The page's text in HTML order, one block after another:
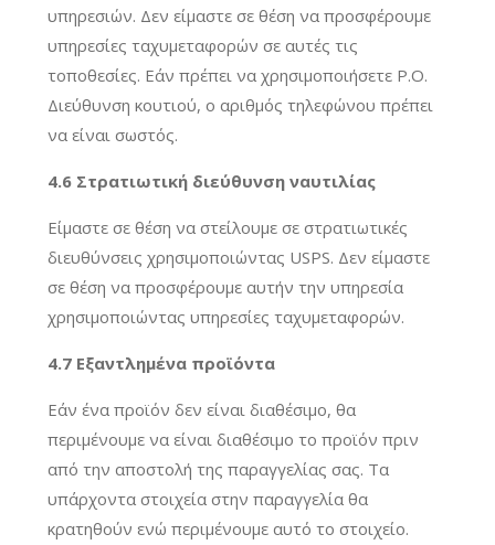
υπηρεσιών. Δεν είμαστε σε θέση να προσφέρουμε
υπηρεσίες ταχυμεταφορών σε αυτές τις
τοποθεσίες. Εάν πρέπει να χρησιμοποιήσετε P.O.
Διεύθυνση κουτιού, ο αριθμός τηλεφώνου πρέπει
να είναι σωστός.
4.6 Στρατιωτική διεύθυνση ναυτιλίας
Είμαστε σε θέση να στείλουμε σε στρατιωτικές
διευθύνσεις χρησιμοποιώντας USPS. Δεν είμαστε
σε θέση να προσφέρουμε αυτήν την υπηρεσία
χρησιμοποιώντας υπηρεσίες ταχυμεταφορών.
4.7 Εξαντλημένα προϊόντα
Εάν ένα προϊόν δεν είναι διαθέσιμο, θα
περιμένουμε να είναι διαθέσιμο το προϊόν πριν
από την αποστολή της παραγγελίας σας. Τα
υπάρχοντα στοιχεία στην παραγγελία θα
κρατηθούν ενώ περιμένουμε αυτό το στοιχείο.